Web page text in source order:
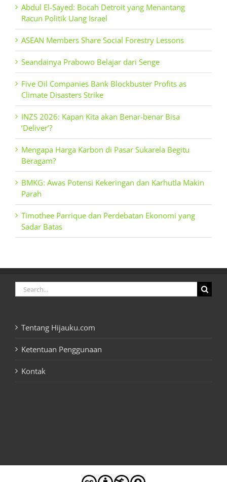
Abdul El-Sayed: Bocah Detroit yang Menantang
Racun Politik Uang Israel
ASEAN Members Share Social Forestry Lessons
Seandainya Prabowo Belajar dari Senge
Five Oil Companies Bank Blockbuster Profits as
Climate Disasters Strike
INZS 2026: Kapan Kita akan Benar-benar Bisa
‘Deliver’?
Mengapa Harga Karbon di Pasar Sukarela Begitu
Beragam?
BMKG: Awas Potensi Kekeringan dan Karhutla Makin
Parah
Timothee Parrique dan Perdebatan Ekonomi yang
Sadar Batas
Search
for:
Tentang Hijauku.com
Ketentuan Penggunaan
Kontak